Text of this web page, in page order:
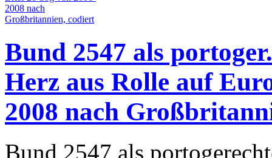
Bund 2547 als
Herz aus Rolle auf
2008 nach
Bund 2547 als